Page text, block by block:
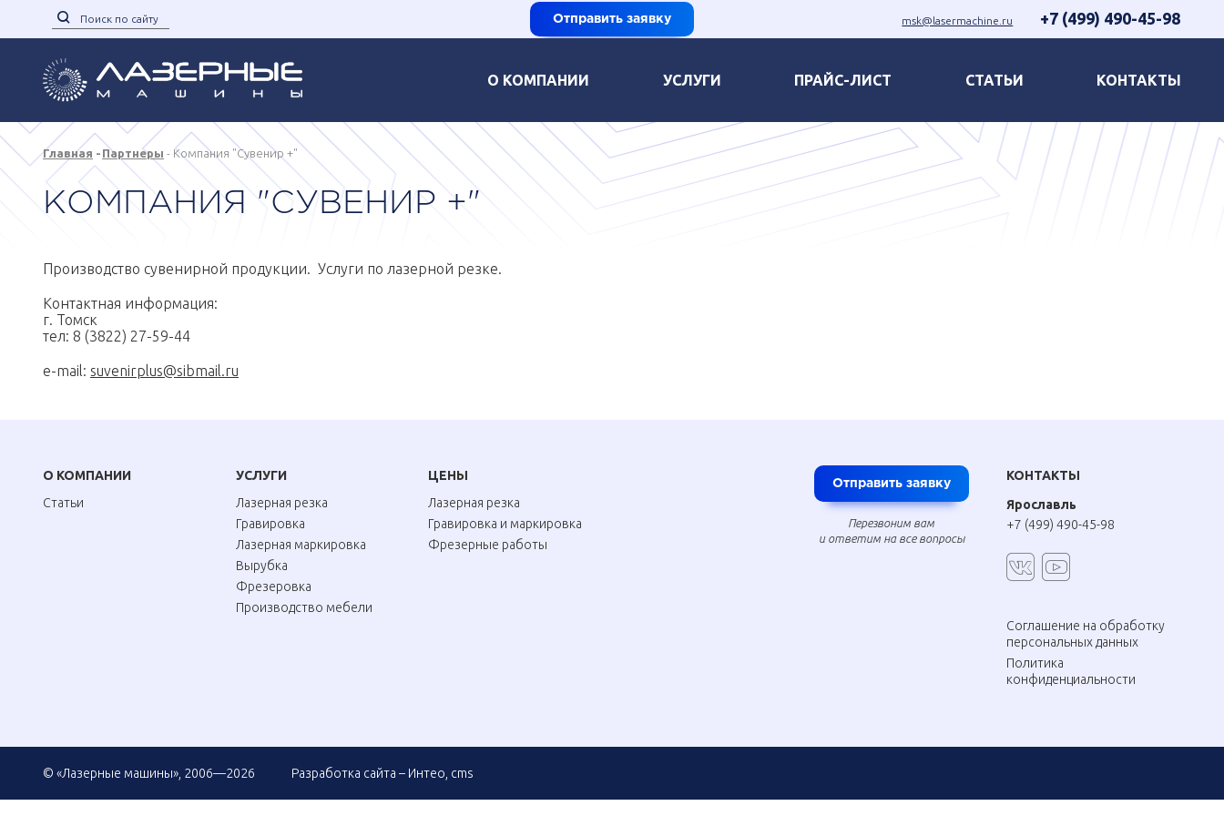
Отправить заявку msk@lasermachine.ru +7 (499) 490-45-98
О КОМПАНИИ УСЛУГИ ПРАЙС-ЛИСТ СТАТЬИ КОНТАКТЫ
Главная Партнеры Компания "Сувенир +"
КОМПАНИЯ "СУВЕНИР +"
Производство сувенирной продукции. Услуги по лазерной резке.
Контактная информация:
г. Томск
тел: 8 (3822) 27-59-44
e-mail: suvenirplus@sibmail.ru
О КОМПАНИИ
Статьи
УСЛУГИ
Лазерная резка
Гравировка
Лазерная маркировка
Вырубка
Фрезеровка
Производство мебели
ЦЕНЫ
Лазерная резка
Гравировка и маркировка
Фрезерные работы
Отправить заявку
Перезвоним вам
и ответим на все вопросы
КОНТАКТЫ
Ярославль
+7 (499) 490-45-98
Соглашение на обработку
персональных данных
Политика
конфиденциальности
© «Лазерные машины», 2006—2026 Разработка сайта – Интео cms